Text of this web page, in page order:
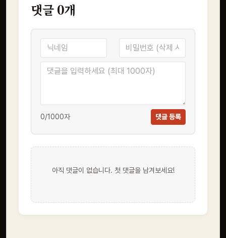
댓글 0개
0/1000자 댓글 등록
아직 댓글이 없습니다. 첫 댓글을 남겨보세요!